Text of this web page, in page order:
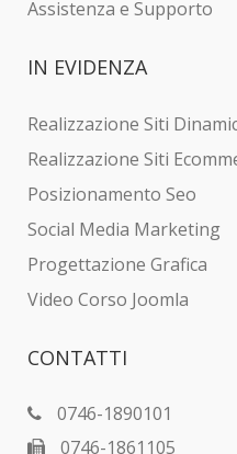
Assistenza e Supporto
IN EVIDENZA
Realizzazione Siti
Realizzazione Siti
Posizionamento Seo
Social Media Marketing
Progettazione Grafica
Video Corso Joomla
CONTATTI
0746-1890101
0746-1861105